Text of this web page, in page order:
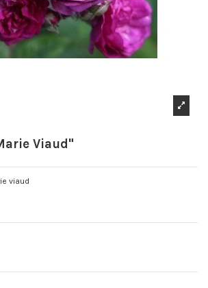
Viaud"
viaud